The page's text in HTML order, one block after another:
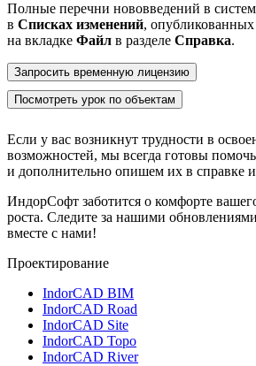
Полные перечни нововведений в
в Списках изменений,
на вкладке Файл в разделе Справка.
Запросить временную лицензию
Посмотреть урок по объектам
Если у вас возникнут трудности в
возможностей, мы всегда готовы
и дополнительно опишем их в справке
ИндорСофт заботится о комфорте
роста. Следите за нашими
вместе с нами!
Проектирование
IndorCAD BIM
IndorCAD Road
IndorCAD Site
IndorCAD Topo
IndorCAD River